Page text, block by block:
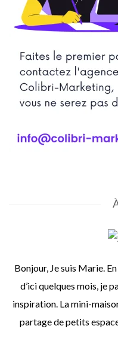
Bonjour, Je suis Marie.
d’ici quelques mois, je
inspiration. La mini-
partage de petits